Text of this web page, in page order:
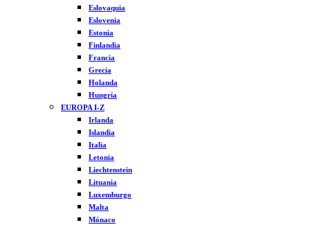
Eslovaquia
Eslovenia
Estonia
Finlandia
Francia
Grecia
Holanda
Hungría
EUROPA I-Z
Irlanda
Islandia
Italia
Letonia
Liechtenstein
Lituania
Luxemburgo
Malta
Mónaco